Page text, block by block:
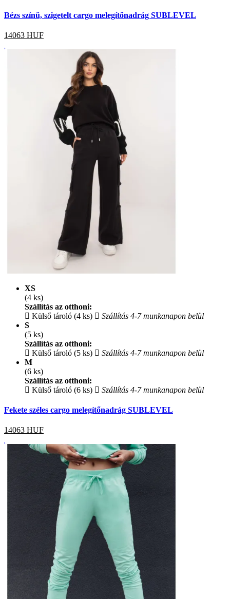
Bézs színű, szigetelt cargo melegítőnadrág SUBLEVEL
14063 HUF
XS
(4 ks)
Szállítás az otthoni:
Külső tároló (4 ks)
Szállítás 4-7 munkanapon belül
S
(5 ks)
Szállítás az otthoni:
Külső tároló (5 ks)
Szállítás 4-7 munkanapon belül
M
(6 ks)
Szállítás az otthoni:
Külső tároló (6 ks)
Szállítás 4-7 munkanapon belül
Fekete széles cargo melegítőnadrág SUBLEVEL
14063 HUF